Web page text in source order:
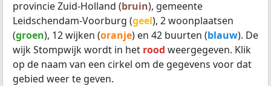
provincie Zuid-Holland (bruin), gemeente
Leidschendam-Voorburg (geel), 2 woonplaatsen
(groen), 12 wijken (oranje) en 42 buurten (blauw). De
wijk Stompwijk wordt in het rood weergegeven. Klik
op de naam van een cirkel om de gegevens voor dat
gebied weer te geven.